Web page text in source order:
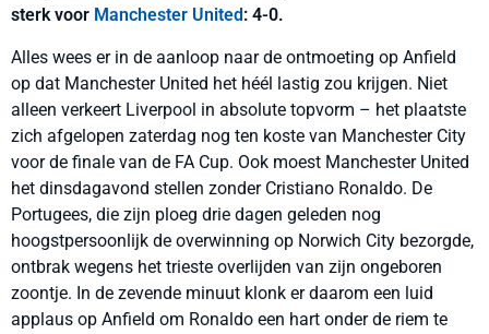
sterk voor Manchester United: 4-0.
Alles wees er in de aanloop naar de ontmoeting op Anfield
op dat Manchester United het héél lastig zou krijgen. Niet
alleen verkeert Liverpool in absolute topvorm – het plaatste
zich afgelopen zaterdag nog ten koste van Manchester City
voor de finale van de FA Cup. Ook moest Manchester United
het dinsdagavond stellen zonder Cristiano Ronaldo. De
Portugees, die zijn ploeg drie dagen geleden nog
hoogstpersoonlijk de overwinning op Norwich City bezorgde,
ontbrak wegens het trieste overlijden van zijn ongeboren
zoontje. In de zevende minuut klonk er daarom een luid
applaus op Anfield om Ronaldo een hart onder de riem te